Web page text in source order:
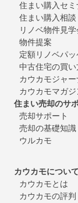
住まい購入セミ
住まい購入相談
リノベ物件見学
物件提案
定額リノベパッ
中古住宅の買
カウカモジャ
カウカモマガジ
住まい売却のサ
売却サポート
売却の基礎知識
ウルカモ
カウカモについて
カウカモとは
カウカモの評判